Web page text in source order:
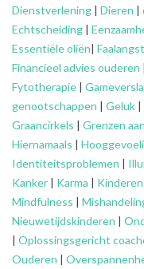
Dienstverlening | Dieren |
Echtscheiding |
Essentiële oliën| Faalangst
Financieel advies ouderen |
Fytotherapie |
genootschappen | Geluk |
Graancirkels | Grenzen
Hiernamaals |
Identiteitsproblemen |
Kanker | Karma | Kinderen
Mindfulness |
Nieuwetijdskinderen |
| Oplossingsgericht
Ouderen |